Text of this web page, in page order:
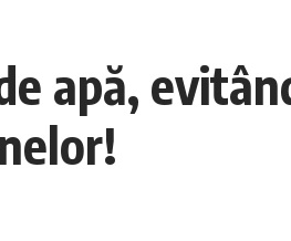
apă,